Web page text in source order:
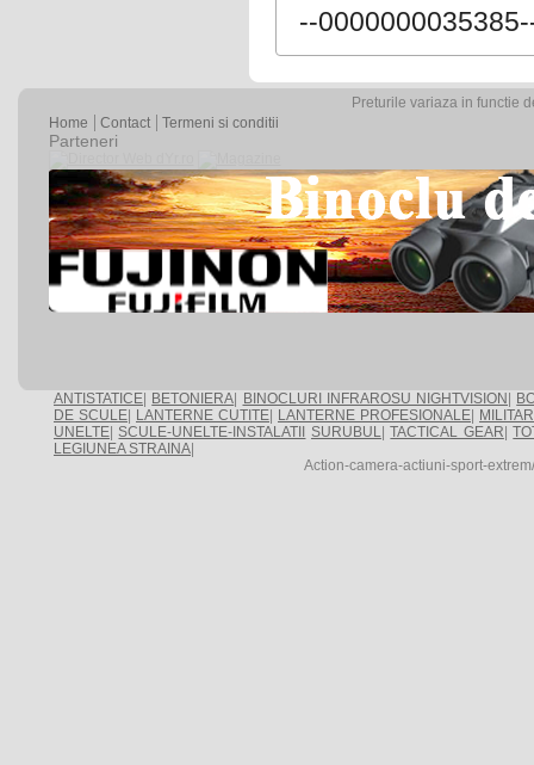
--
Preturile variaza in functie
Home
Contact Termeni si conditii
Parteneri
ANTISTATICE BETONIERA BINOCLURI INFRAROSU NIGHTVISION
DE SCULE
LANTERNE CUTITE LANTERNE PROFESIONALE
UNELTE SCULE-UNELTE-INSTALATII SURUBUL|TACTICAL GEAR |
LEGIUNEA STRAINA
Action-camera-actiuni-sport-